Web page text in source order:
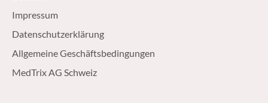
Impressum
Datenschutzerklärung
Allgemeine Geschäftsbedingungen
MedTrix AG Schweiz